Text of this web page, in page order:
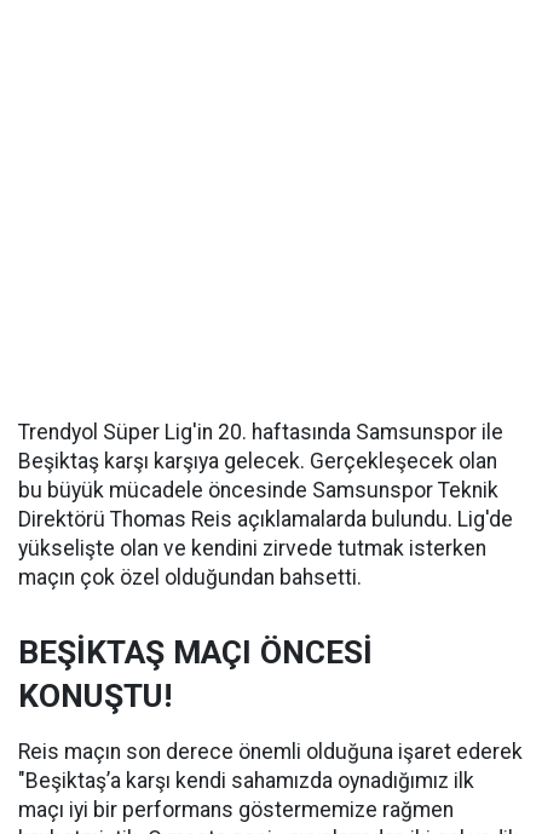
Trendyol Süper Lig'in 20. haftasında Samsunspor ile
Beşiktaş karşı karşıya gelecek. Gerçekleşecek olan
bu büyük mücadele öncesinde Samsunspor Teknik
Direktörü Thomas Reis açıklamalarda bulundu. Lig'de
yükselişte olan ve kendini zirvede tutmak isterken
maçın çok özel olduğundan bahsetti.
BEŞİKTAŞ MAÇI ÖNCESİ
KONUŞTU!
Reis maçın son derece önemli olduğuna işaret ederek
"Beşiktaş’a karşı kendi sahamızda oynadığımız ilk
maçı iyi bir performans göstermemize rağmen